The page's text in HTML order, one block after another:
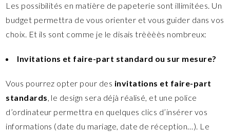
Les possibilités en matière de papeterie sont illimitées. Un
budget permettra de vous orienter et vous guider dans vos
choix. Et ils sont comme je le disais trèèèès nombreux:
Invitations et faire-part standard ou sur mesure?
Vous pourrez opter pour des invitations et faire-part
standards, le design sera déjà réalisé, et une police
d’ordinateur permettra en quelques clics d’insérer vos
informations (date du mariage, date de réception…). Le